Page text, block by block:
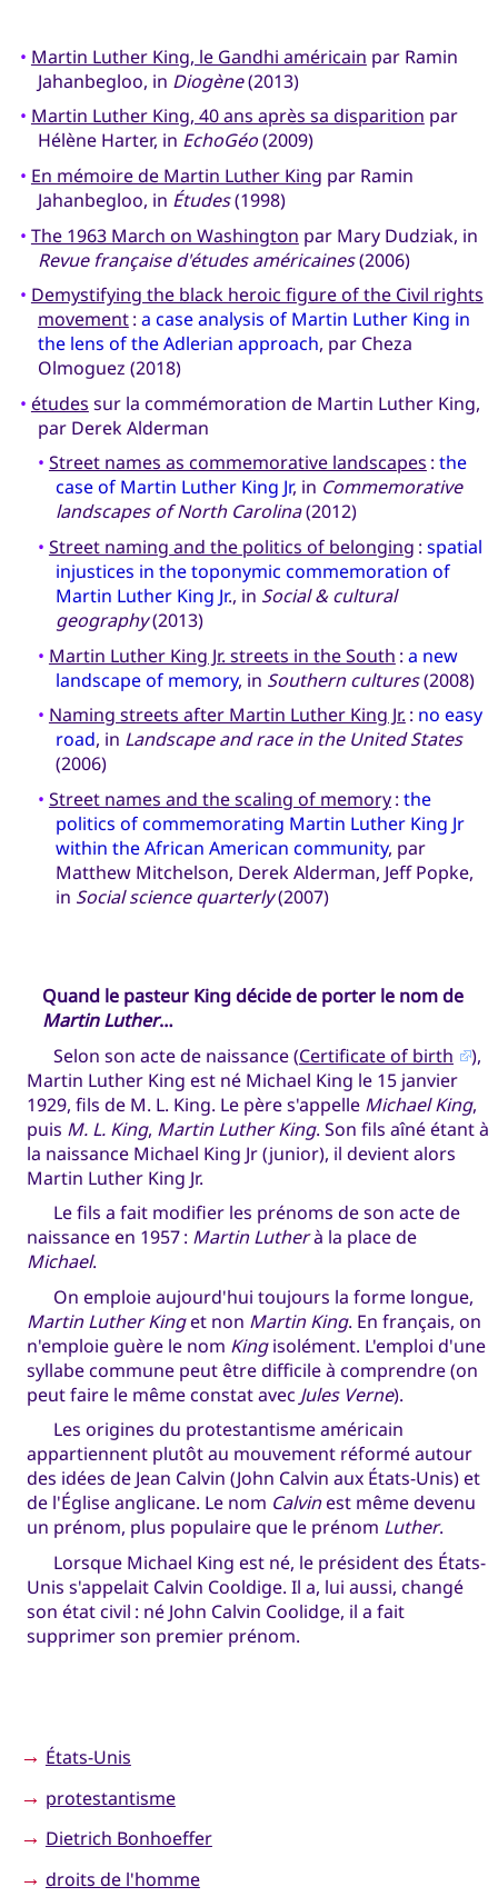
• Martin Luther King, le Gandhi américain par Ramin
Jahanbegloo, in Diogène(2013)
• Martin Luther King, 40 ans après sa disparition par
Hélène Harter, in EchoGéo(2009)
• En mémoire de Martin Luther King par Ramin
Jahanbegloo, in Études(1998)
• The 1963 March on Washington par Mary Dudziak, in
Revue française d'études américaines(2006)
• Demystifying the black heroic figure of the Civil rights
movement: a case analysis of Martin Luther King in
the lens of the Adlerian approach, par Cheza
Olmoguez (2018)
• études sur la commémoration de Martin Luther King,
par Derek Alderman
• Street names as commemorative landscapes : the
case of Martin Luther King Jr, in Commemorative
landscapes of North Carolina(2012)
• Street naming and the politics of belonging : spatial
injustices in the toponymic commemoration of
Martin Luther King Jr., in Social & cultural
geography(2013)
• Martin Luther King Jr. streets in the South : a new
landscape of memory, in Southern cultures(2008)
• Naming streets after Martin Luther King Jr. : no easy
road, in Landscape and race in the United States
(2006)
• Street names and the scaling of memory: the
politics of commemorating Martin Luther King Jr
within the African American community, par
Matthew Mitchelson, Derek Alderman, Jeff Popke,
in Social science quarterly(2007)
Quand le pasteur King décide de porter le nom de
Martin Luther…
Selon son acte de naissance (Certificate of birth
),
Martin Luther King est né Michael King le 15 janvier
1929, fils de M. L. King. Le père s'appelle Michael King,
puis M. L. King, Martin Luther King. Son fils aîné étant à
la naissance Michael King Jr (junior), il devient alors
Martin Luther King Jr.
Le fils a fait modifier les prénoms de son acte de
naissance en 1957 : Martin Lutherà la place de
Michael.
On emploie aujourd'hui toujours la forme longue,
Martin Luther Kinget non Martin King. En français, on
n'emploie guère le nom Kingisolément. L'emploi d'une
syllabe commune peut être difficile à comprendre (on
peut faire le même constat avec Jules Verne).
Les origines du protestantisme américain
appartiennent plutôt au mouvement réformé autour
des idées de Jean Calvin (John Calvin aux États-Unis) et
de l'Église anglicane. Le nom Calvinest même devenu
un prénom, plus populaire que le prénom Luther.
Lorsque Michael King est né, le président des États-
Unis s'appelait Calvin Cooldige. Il a, lui aussi, changé
son état civil : né John Calvin Coolidge, il a fait
supprimer son premier prénom.
→ États-Unis
→ protestantisme
→ Dietrich Bonhoeffer
→ droits de l'homme